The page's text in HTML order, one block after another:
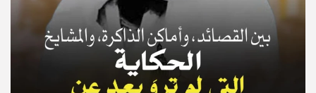
© Copyright 2025, APS